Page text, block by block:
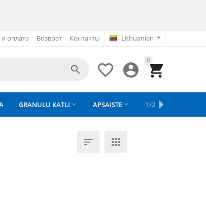
Lithuanian
оплата Возврат Контакты
0




GRANULU KATLI  APSAISTE  REZERVES DAĻAS
1/2
 